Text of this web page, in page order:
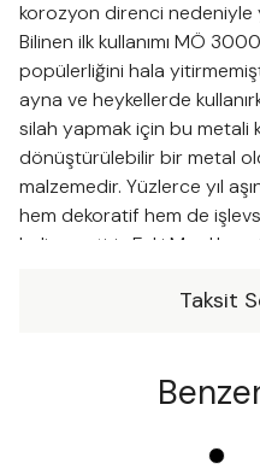
korozyon direnci nedeniyle
Bilinen ilk kullanımı MÖ
popülerliğini hala
ayna ve heykellerde
silah yapmak için bu metali
dönüştürülebilir bir metal
malzemedir. Yüzlerce yıl
hem dekoratif hem de
haline getirir. Eski Mısırlılar,
değerli malzeme insan
parçalar evinize şıklık
malzemeler ve işçilik
dikkatle yapıldı. Ren’in
Taksit